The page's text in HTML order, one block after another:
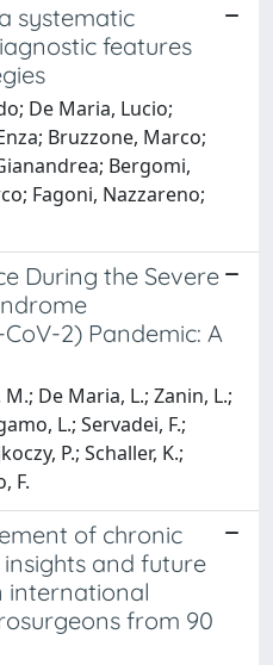
systematic
features
De Maria, Lucio;
Bruzzone, Marco;
Bergomi,
Fagoni, Nazzareno;
During the Severe
2) Pandemic: A
De Maria, L.; Zanin, L.;
L.; Servadei, F.;
P.; Schaller, K.;
F.
of chronic
and future
international
from 90